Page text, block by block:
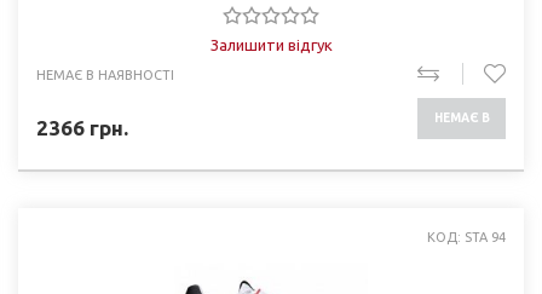
Залишити відгук
НЕМАЄ В НАЯВНОСТІ
2366 грн. НЕМАЄ В
КОД: STA 94